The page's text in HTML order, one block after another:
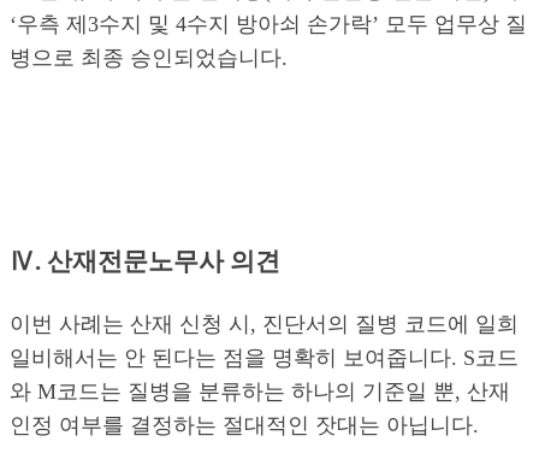
‘우측 제3수지 및 4수지 방아쇠 손가락’ 모두 업무상 질
병으로 최종 승인되었습니다.
Ⅳ. 산재전문노무사 의견
이번 사례는 산재 신청 시, 진단서의 질병 코드에 일희
일비해서는 안 된다는 점을 명확히 보여줍니다. S코드
와 M코드는 질병을 분류하는 하나의 기준일 뿐, 산재
인정 여부를 결정하는 절대적인 잣대는 아닙니다.